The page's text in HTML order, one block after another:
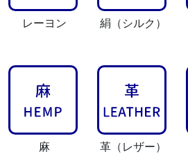
レーヨン 絹 （シルク）
麻 革 （レザー）